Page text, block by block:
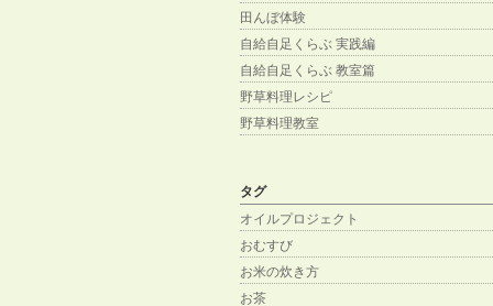
田んぼ体験
自給自足くらぶ 実践編
自給自足くらぶ 教室篇
野草料理レシピ
野草料理教室
タグ
オイルプロジェクト
おむすび
お米の炊き方
お茶